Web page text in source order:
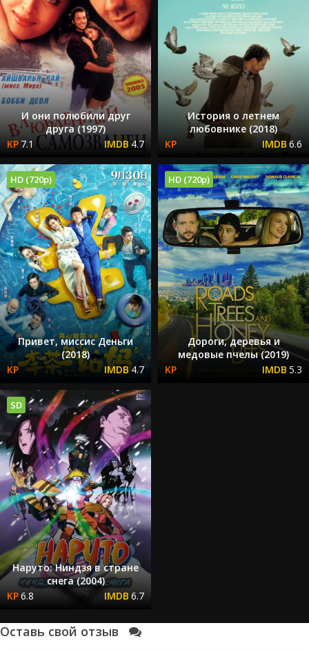
И они полюбили друг
друга (1997)
7.1
4.7
История о летнем
любовнике (2018)
6.6
HD (720p)
Привет, миссис Деньги
(2018)
4.7
HD (720p)
Дороги, деревья и
медовые пчелы (2019)
5.3
SD
Наруто: Ниндзя в стране
снега (2004)
6.8
6.7
Оставь свой отзыв